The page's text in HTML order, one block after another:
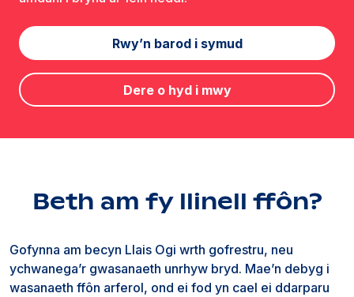
Rwy’n barod i symud
Dere o hyd i mwy
Beth am fy llinell ffôn?
Gofynna am becyn Llais Ogi wrth gofrestru, neu
ychwanega’r gwasanaeth unrhyw bryd. Mae’n debyg i
wasanaeth ffôn arferol, ond ei fod yn cael ei ddarparu